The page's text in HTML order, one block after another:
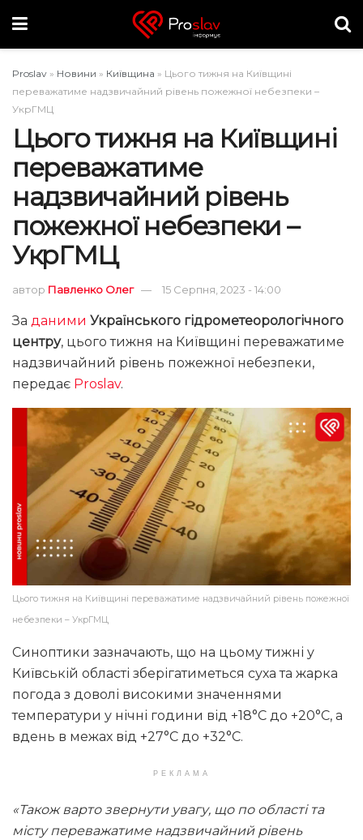
Proslav » Новини » Київщина » Цього тижня на Київщині
переважатиме надзвичайний рівень пожежної небезпеки –
УкрГМЦ
Цього тижня на Київщині
переважатиме
надзвичайний рівень
пожежної небезпеки –
УкрГМЦ
автор Павленко Олег 15 Серпня, 2023 - 14:00
За даними Українського гідрометеорологічного
центру, цього тижня на Київщині переважатиме
надзвичайний рівень пожежної небезпеки,
передає Proslav.
Цього тижня на Київщині переважатиме надзвичайний рівень пожежної
небезпеки – УкрГМЦ
Синоптики зазначають, що на цьому тижні у
Київській області зберігатиметься суха та жарка
погода з доволі високими значеннями
температури у нічні години від +18°С до +20°С, а
вдень в межах від +27°С до +32°С.
РЕКЛАМА
«Також варто звернути увагу, що по області та
місту переважатиме надзвичайний рівень